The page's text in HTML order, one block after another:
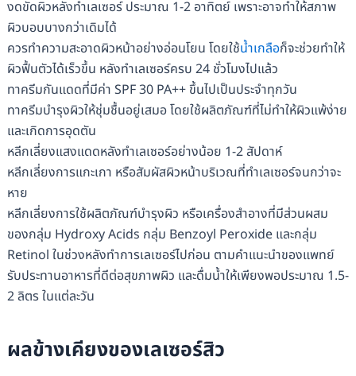
งดขัดผิวหลังทำเลเซอร์ ประมาณ 1-2 อาทิตย์ เพราะอาจทำให้สภาพ
ผิวบอบบางกว่าเดิมได้
ควรทำความสะอาดผิวหน้าอย่างอ่อนโยน โดยใช้น้ำเกลือ​ก็จะช่วยทำให้
ผิวฟื้นตัวได้เร็วขึ้น หลังทำเลเซอร์ครบ 24 ชั่วโมงไปแล้ว
ทาครีมกันแดดที่มีค่า SPF 30 PA++ ขึ้นไปเป็นประจำทุกวัน
ทาครีมบำรุงผิวให้ชุ่มชื้นอยู่เสมอ โดยใช้ผลิตภัณฑ์ที่ไม่ทำให้ผิวแพ้ง่าย
และเกิดการอุดตัน
หลีกเลี่ยงแสงแดดหลังทำเลเซอร์อย่างน้อย 1-2 สัปดาห์
หลีกเลี่ยงการแกะเกา หรือสัมผัสผิวหน้าบริเวณที่ทำเลเซอร์จนกว่าจะ
หาย
หลีกเลี่ยงการใช้ผลิตภัณฑ์บำรุงผิว หรือเครื่องสำอางที่มีส่วนผสม
ของกลุ่ม Hydroxy Acids กลุ่ม Benzoyl Peroxide และกลุ่ม
Retinol ในช่วงหลังทำการเลเซอร์ไปก่อน ตามคำแนะนำของแพทย์
รับประทานอาหารที่ดีต่อสุขภาพผิว และดื่มน้ำให้เพียงพอประมาณ 1.5-
2 ลิตร ในแต่ละวัน
ผลข้างเคียงของเลเซอร์สิว